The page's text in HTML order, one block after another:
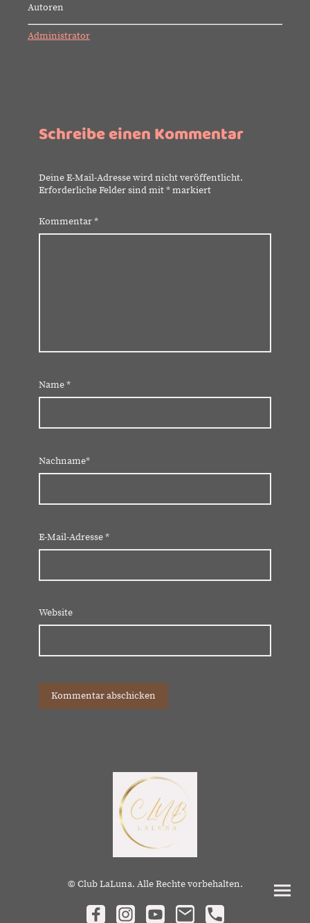
Autoren
Administrator
Schreibe einen Kommentar
Deine E-Mail-Adresse wird nicht veröffentlicht.
Erforderliche Felder sind mit*markiert
Kommentar*
Name*
Nachname*
E-Mail-Adresse*
Website
© Club LaLuna. Alle Rechte vorbehalten.